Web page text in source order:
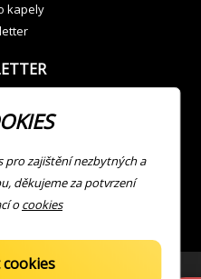
kapely
pro zajištění nezbytných a
děkujeme za potvrzení
ocookies